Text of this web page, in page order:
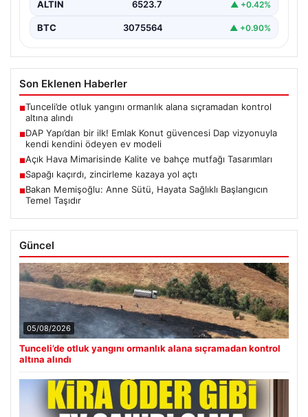
ALTIN 6523.7 ▲ +0.42%
BTC 3075564 ▲ +0.90%
Son Eklenen Haberler
■Tunceli’de otluk yangını ormanlık alana sıçramadan kontrol
altına alındı
■DAP Yapı’dan bir ilk! Emlak Konut güvencesi Dap vizyonuyla
kendi kendini ödeyen ev modeli
■Açık Hava Mimarisinde Kalite ve bahçe mutfağı Tasarımları
■Sapağı kaçırdı, zincirleme kazaya yol açtı
■Bakan Memişoğlu: Anne Sütü, Hayata Sağlıklı Başlangıcın
Temel Taşıdır
Güncel
05/08/2026
Tunceli’de otluk yangını ormanlık alana sıçramadan kontrol
altına alındı